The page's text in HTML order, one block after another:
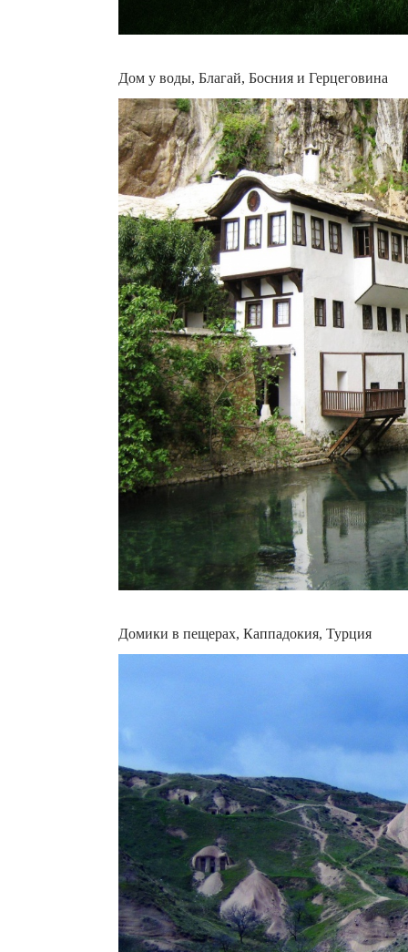
Дом у воды, Благай, Босния и Герцеговина
Домики в пещерах, Каппадокия, Турция